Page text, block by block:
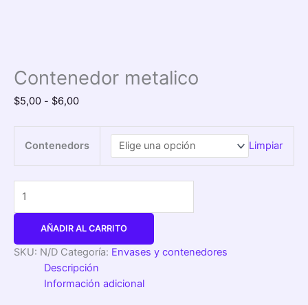
Contenedor metalico
$5,00 - $6,00
Contenedors Limpiar
AÑADIR AL CARRITO
SKU: N/D Categoría: Envases y contenedores
Descripción
Información adicional